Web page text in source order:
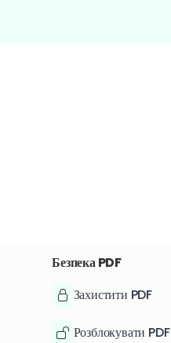
Безпека PDF
Захистити PDF
Розблокувати PDF